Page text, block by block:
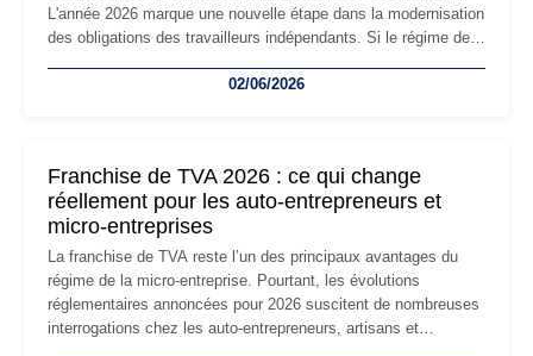
L'année 2026 marque une nouvelle étape dans la modernisation
des obligations des travailleurs indépendants. Si le régime de
les auto-entrepreneurs devront s'adapter à un environnement
02/06/2026
Franchise de TVA 2026 : ce qui change
réellement pour les auto-entrepreneurs et
micro-entreprises
La franchise de TVA reste l’un des principaux avantages du
régime de la micro-entreprise. Pourtant, les évolutions
réglementaires annoncées pour 2026 suscitent de nombreuses
interrogations chez les auto-entrepreneurs, artisans et